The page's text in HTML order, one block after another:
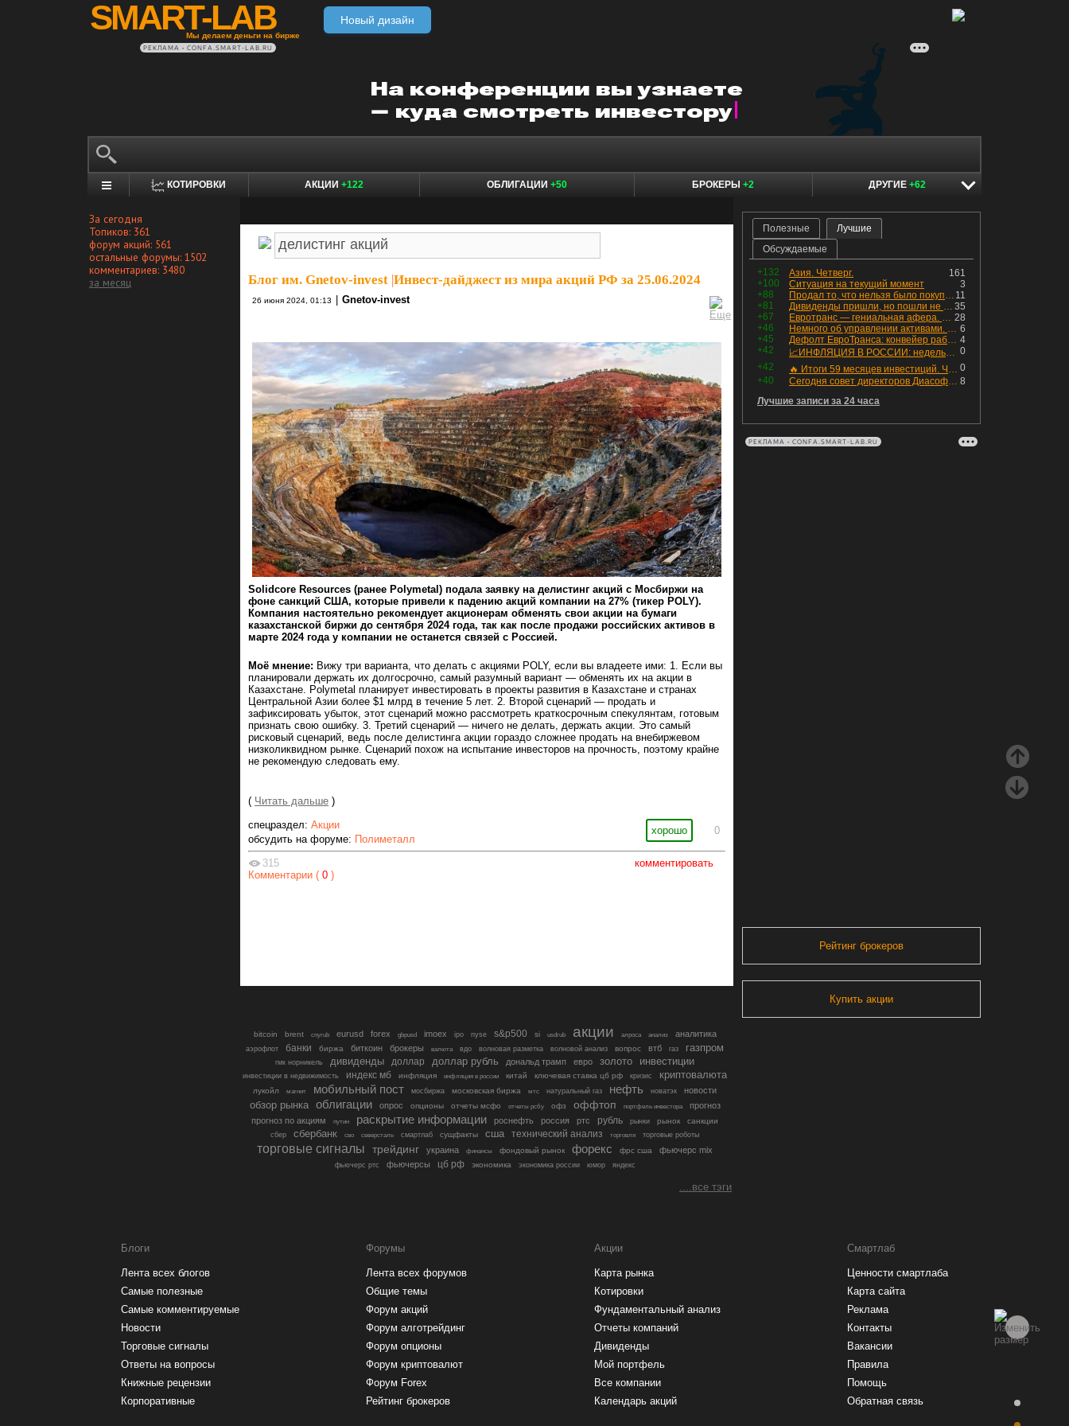
SMART-LAB
Мы делаем деньги на бирже
Новый дизайн
РЕКЛАМА • CONFA.SMART-LAB.RU
КОТИРОВКИ АКЦИИ +122 ОБЛИГАЦИИ +50 БРОКЕРЫ +2 ДРУГИЕ +62
За сегодня
Топиков: 361
форум акций: 561
остальные форумы: 1502
комментариев: 3480
за месяц
Блог им. Gnetov-invest Инвест-дайджест из мира акций РФ за 25.06.2024
26 июня 2024, 01:13 Gnetov-invest
Solidcore Resources (ранее Polymetal) подала заявку на делистинг акций с Мосбиржи на
фоне санкций США, которые привели к падению акций компании на 27% (тикер POLY).
Компания настоятельно рекомендует акционерам обменять свои акции на бумаги
казахстанской биржи до сентября 2024 года, так как после продажи российских активов в
марте 2024 года у компании не останется связей с Россией.
Моё мнение: Вижу три варианта, что делать с акциями POLY, если вы владеете ими: 1. Если вы
планировали держать их долгосрочно, самый разумный вариант — обменять их на акции в
Казахстане. Polymetal планирует инвестировать в проекты развития в Казахстане и странах
Центральной Азии более $1 млрд в течение 5 лет. 2. Второй сценарий — продать и
зафиксировать убыток, этот сценарий можно рассмотреть краткосрочным спекулянтам, готовым
признать свою ошибку. 3. Третий сценарий — ничего не делать, держать акции. Это самый
рисковый сценарий, ведь после делистинга акции гораздо сложнее продать на внебиржевом
низколиквидном рынке. Сценарий похож на испытание инвесторов на прочность, поэтому крайне
не рекомендую следовать ему.
( Читать дальше )
хорошо 0
спецраздел: Акции
обсудить на форуме: Полиметалл
комментировать
315
Комментарии ( 0 )
Полезные
Лучшие
Обсуждаемые
+132 161
Азия. Четверг.
+100
3
Ситуация на текущий момент
+88
11
Продал то, что нельзя было покупать. Изменения в портфеле
+81
35
Дивиденды пришли, но пошли не туда
+67
28
Евротранс — гениальная афера. Собрал с инвесторов денег, выплатил дивидендов больше текущей капитализации и ушёл в дефолт
+46
6
Немного об управлении активами. Для заинтересованных
+45
4
Дефолт ЕвроТранса: конвейер работает исправно
+42
0
📈ИНФЛЯЦИЯ В РОССИИ: недельная дефляция, но в годовом выражении рост 😢
+42
0
🔥 Итоги 59 месяцев инвестиций. Что произошло с портфелем и мои дальнейшие действия. Капитал – ₽2,364 млн
+40
8
Сегодня совет директоров Диасофта по дивидендам, какой дивиденд может быть объявлен?
Лучшие записи за 24 часа
РЕКЛАМА • CONFA.SMART-LAB.RU
Рейтинг брокеров
Купить акции
bitcoin brent cnyrub eurusd forex gbpusd imoex ipo nyse s&p500 si usdrub акции алроса анализ аналитика
аэрофлот банки биржа биткоин брокеры валюта вдо волновая разметка волновой анализ вопрос втб газ газпром
гмк норникель дивиденды доллар доллар рубль дональд трамп евро золото инвестиции
инвестиции в недвижимость индекс мб инфляция инфляция в россии китай ключевая ставка цб рф кризис криптовалюта
лукойл магнит мобильный пост мосбиржа московская биржа мтс натуральный газ нефть новатэк новости
обзор рынка облигации опрос опционы отчеты мсфо отчеты рсбу офз оффтоп портфель инвестора
прогноз
прогноз по акциям
путин раскрытие информации роснефть россия ртс рубль рынки рынок санкции
сбер сбербанк сво северсталь смартлаб сущфакты сша технический анализ торговля торговые роботы
торговые сигналы трейдинг украина финансы фондовый рынок форекс фрс сша фьючерс mix
фьючерс ртс фьючерсы цб рф экономика экономика россии юмор яндекс
....все тэги
Блоги
Лента всех блогов
Самые полезные
Самые комментируемые
Новости
Торговые сигналы
Ответы на вопросы
Книжные рецензии
Корпоративные
Форумы
Лента всех форумов
Общие темы
Форум акций
Форум алготрейдинг
Форум опционы
Форум криптовалют
Форум Forex
Рейтинг брокеров
Акции
Карта рынка
Котировки
Фундаментальный анализ
Отчеты компаний
Дивиденды
Мой портфель
Все компании
Календарь акций
Смартлаб
Ценности смартлаба
Карта сайта
Реклама
Контакты
Вакансии
Правила
Помощь
Обратная связь